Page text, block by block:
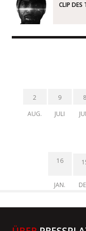
CLIP DES
2
AUG.
9
JULI
8
16
JAN.